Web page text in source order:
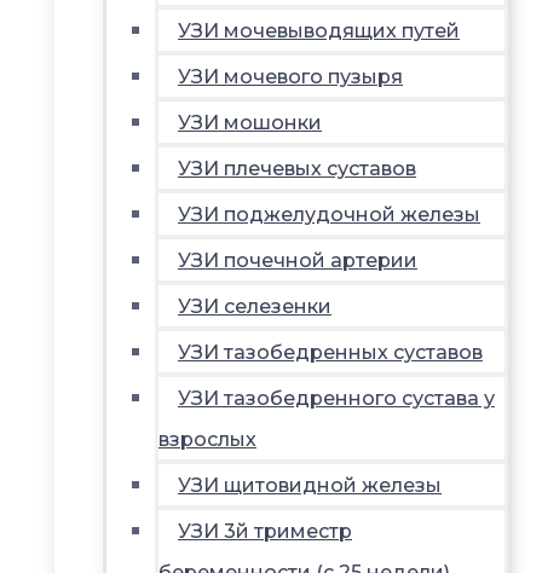
УЗИ мочевыводящих путей
УЗИ мочевого пузыря
УЗИ мошонки
УЗИ плечевых суставов
УЗИ поджелудочной железы
УЗИ почечной артерии
УЗИ селезенки
УЗИ тазобедренных суставов
УЗИ тазобедренного сустава у
взрослых
УЗИ щитовидной железы
УЗИ 3й триместр